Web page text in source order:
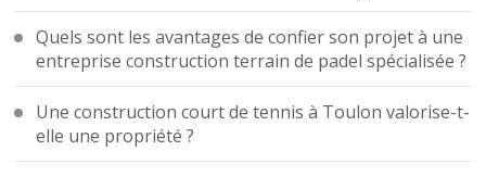
Quels sont les avantages de confier son projet à une
entreprise construction terrain de padel spécialisée ?
Une construction court de tennis à Toulon valorise-t-
elle une propriété ?